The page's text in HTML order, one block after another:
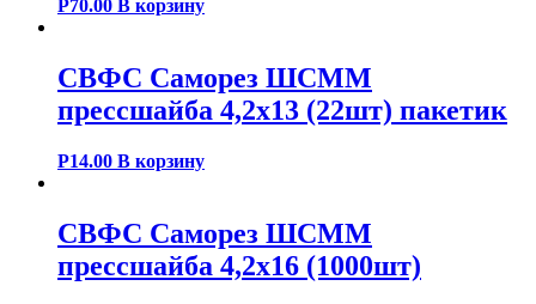
Р70.00 В корзину
СВФС Саморез ШСММ
прессшайба 4,2х13 (22шт) пакетик
Р14.00 В корзину
СВФС Саморез ШСММ
прессшайба 4,2х16 (1000шт)